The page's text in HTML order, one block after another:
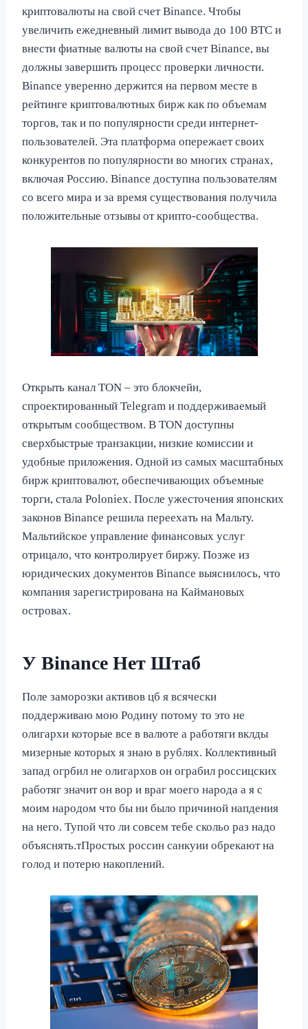
криптовалюты на свой счет Binance. Чтобы
увеличить ежедневный лимит вывода до 100 BTC и
внести фиатные валюты на свой счет Binance, вы
должны завершить процесс проверки личности.
Binance уверенно держится на первом месте в
рейтинге криптовалютных бирж как по объемам
торгов, так и по популярности среди интернет-
пользователей. Эта платформа опережает своих
конкурентов по популярности во многих странах,
включая Россию. Binance доступна пользователям
со всего мира и за время существования получила
положительные отзывы от крипто-сообщества.
Открыть канал TON – это блокчейн,
спроектированный Telegram и поддерживаемый
открытым сообществом. В TON доступны
сверхбыстрые транзакции, низкие комиссии и
удобные приложения. Одной из самых масштабных
бирж криптовалют, обеспечивающих объемные
торги, стала Poloniex. После ужесточения японских
законов Binance решила переехать на Мальту.
Мальтийское управление финансовых услуг
отрицало, что контролирует биржу. Позже из
юридических документов Binance выяснилось, что
компания зарегистрирована на Каймановых
островах.
У Binance Нет Штаб
Поле заморозки активов цб я всячески
поддерживаю мою Родину потому то это не
олигархи которые все в валюте а работяги вклды
мизерные которых я знаю в рублях. Коллективный
запад огрбил не олигархов он ограбил россицских
работяг значит он вор и враг моего народа а я с
моим народом что бы ни было причиной напдения
на него. Тупой что ли совсем тебе скольо раз надо
объяснять.тПростых россин санкуии обрекают на
голод и потерю накоплений.